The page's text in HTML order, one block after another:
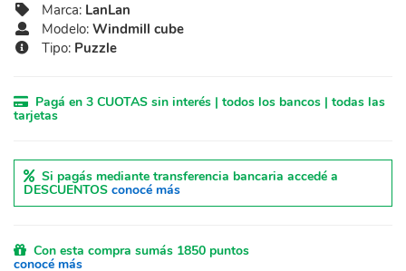
Marca: LanLan
Modelo: Windmill cube
Tipo: Puzzle
Pagá en 3 CUOTAS sin interés | todos los bancos | todas las
tarjetas
Si pagás mediante transferencia bancaria accedé a
DESCUENTOS conocé más
Con esta compra sumás 1850 puntos
conocé más